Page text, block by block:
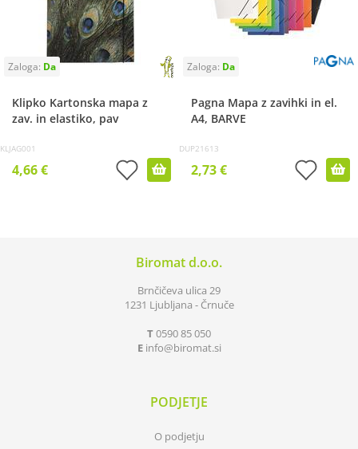
Klipko Kartonska mapa z
zav. in elastiko, pav
KLJAG001
4,66 €
Pagna Mapa z zavihki in el.
A4, BARVE
DUP21613
2,73 €
Biromat d.o.o.
Brnčičeva ulica 29
1231 Ljubljana - Črnuče
T0590 85 050
E info biromat.si
PODJETJE
O podjetju